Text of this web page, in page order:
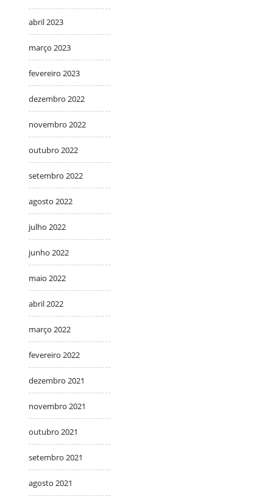
abril 2023
março 2023
fevereiro 2023
dezembro 2022
novembro 2022
outubro 2022
setembro 2022
agosto 2022
julho 2022
junho 2022
maio 2022
abril 2022
março 2022
fevereiro 2022
dezembro 2021
novembro 2021
outubro 2021
setembro 2021
agosto 2021